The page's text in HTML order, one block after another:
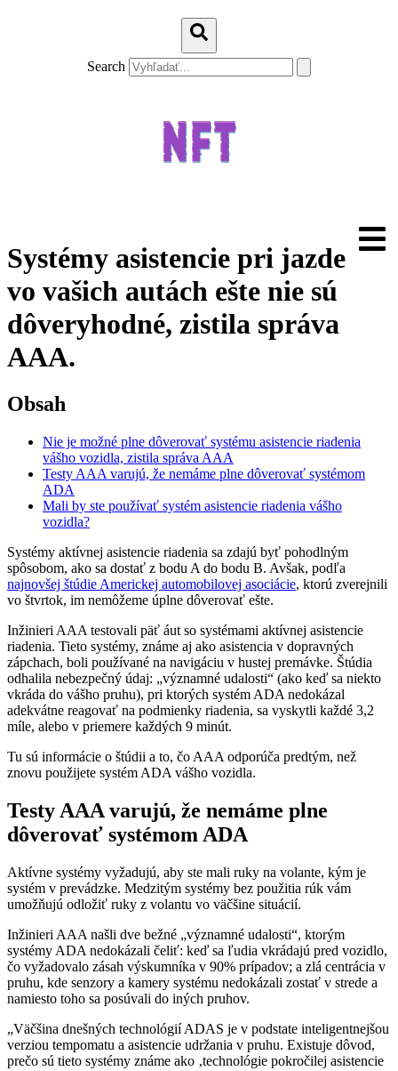
Search
Systémy asistencie pri jazde
vo vašich autách ešte nie sú
dôveryhodné, zistila správa
AAA.
Obsah
Nie je možné plne dôverovať systému asistencie riadenia
vášho vozidla, zistila správa AAA
Testy AAA varujú, že nemáme plne dôverovať systémom
ADA
Mali by ste používať systém asistencie riadenia vášho
vozidla?
Systémy aktívnej asistencie riadenia sa zdajú byť pohodlným
spôsobom, ako sa dostať z bodu A do bodu B. Avšak, podľa
najnovšej štúdie Americkej automobilovej asociácie, ktorú zverejnili
vo štvrtok, im nemôžeme úplne dôverovať ešte.
Inžinieri AAA testovali päť áut so systémami aktívnej asistencie
riadenia. Tieto systémy, známe aj ako asistencia v dopravných
zápchach, boli používané na navigáciu v hustej premávke. Štúdia
odhalila nebezpečný údaj: „významné udalosti“ (ako keď sa niekto
vkráda do vášho pruhu), pri ktorých systém ADA nedokázal
adekvátne reagovať na podmienky riadenia, sa vyskytli každé 3,2
míle, alebo v priemere každých 9 minút.
Tu sú informácie o štúdii a to, čo AAA odporúča predtým, než
znovu použijete systém ADA vášho vozidla.
Testy AAA varujú, že nemáme plne
dôverovať systémom ADA
Aktívne systémy vyžadujú, aby ste mali ruky na volante, kým je
systém v prevádzke. Medzitým systémy bez použitia rúk vám
umožňujú odložiť ruky z volantu vo väčšine situácií.
Inžinieri AAA našli dve bežné „významné udalosti“, ktorým
systémy ADA nedokázali čeliť: keď sa ľudia vkrádajú pred vozidlo,
čo vyžadovalo zásah výskumníka v 90% prípadov; a zlá centrácia v
pruhu, kde senzory a kamery systému nedokázali zostať v strede a
namiesto toho sa posúvali do iných pruhov.
„Väčšina dnešných technológií ADAS je v podstate inteligentnejšou
verziou tempomatu a asistencie udržania v pruhu. Existuje dôvod,
prečo sú tieto systémy známe ako ‚technológie pokročilej asistencie